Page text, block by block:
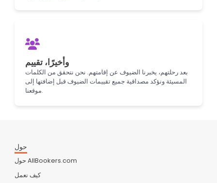
وأخيرًا، تقييم
بعد رحلتهم، يخبرنا الضيوف عن إقامتهم. نحن نتحقق من الكلمات
المسيئة ونؤكد مصداقية جميع تقييمات الضيوف قبل إضافتها إلى
موقعنا.
حول
حول AllBookers.com
كيف نعمل